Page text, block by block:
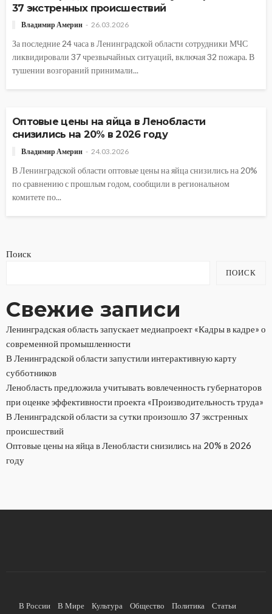
37 экстренных происшествий
Владимир Америн 26.03.2026
За последние 24 часа в Ленинградской области сотрудники МЧС
ликвидировали 37 чрезвычайных ситуаций, включая 32 пожара. В
тушении возгораний принимали...
Оптовые цены на яйца в Ленобласти
снизились на 20% в 2026 году
Владимир Америн 24.03.2026
В Ленинградской области оптовые цены на яйца снизились на 20%
по сравнению с прошлым годом, сообщили в региональном
комитете по...
Поиск
ПОИСК
Свежие записи
Ленинградская область запускает медиапроект «Кадры в кадре» о
современной промышленности
В Ленинградской области запустили интерактивную карту
субботников
Ленобласть предложила учитывать вовлеченность губернаторов
при оценке эффективности проекта «Производительность труда»
В Ленинградской области за сутки произошло 37 экстренных
происшествий
Оптовые цены на яйца в Ленобласти снизились на 20% в 2026
году
В России В Мире Культура Общество Политика Статьи